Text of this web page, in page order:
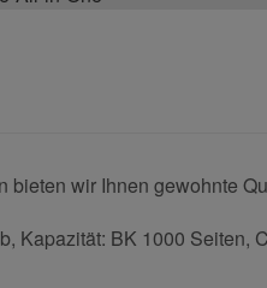
wir Ihnen gewohnte
Kapazität: BK 1000 Seiten,